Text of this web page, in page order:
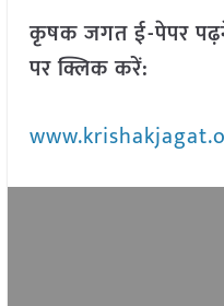
कृषक जगत ई-पेपर
पर क्लिक करें: